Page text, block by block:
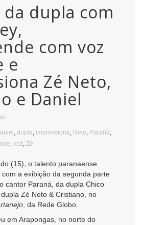
da dupla com
com voz
e
Zé Neto,
e Daniel
dupla impressiona Neto Paraná
voz Zé
(15), o talento paranaense
a exibição da segunda parte
cantor Paraná, da dupla Chico
Zé Neto & Cristiano, no
, da Rede Globo.
em Arapongas, no norte do